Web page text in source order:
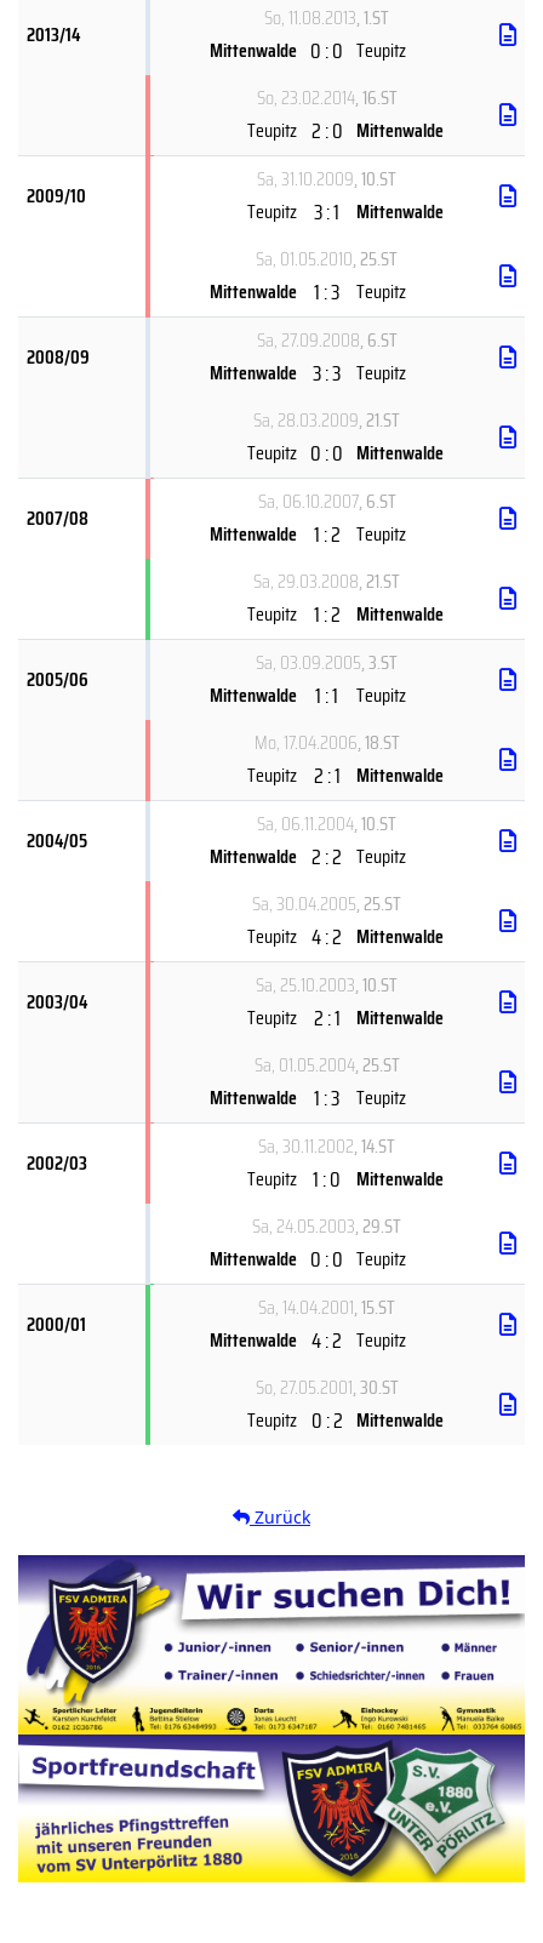
2013/14
So, 11.08.2013, 1.ST
Mittenwalde 0 : 0 Teupitz
So, 23.02.2014, 16.ST
Teupitz 2 : 0 Mittenwalde
2009/10
Sa, 31.10.2009, 10.ST
Teupitz 3 : 1
Mittenwalde
Sa, 01.05.2010, 25.ST
Mittenwalde 1 : 3 Teupitz
2008/09
Sa, 27.09.2008, 6.ST
Mittenwalde 3 : 3 Teupitz
Sa, 28.03.2009, 21.ST
Teupitz 0 : 0 Mittenwalde
2007/08
Sa, 06.10.2007, 6.ST
Mittenwalde 1 : 2 Teupitz
Sa, 29.03.2008, 21.ST
Teupitz 1 : 2 Mittenwalde
2005/06
Sa, 03.09.2005, 3.ST
Mittenwalde 1 : 1
Teupitz
Mo, 17.04.2006, 18.ST
Teupitz 2 : 1 Mittenwalde
2004/05
Sa, 06.11.2004, 10.ST
Mittenwalde 2 : 2 Teupitz
Sa, 30.04.2005, 25.ST
Teupitz 4 : 2 Mittenwalde
2003/04
Sa, 25.10.2003, 10.ST
Teupitz 2 : 1 Mittenwalde
Sa, 01.05.2004, 25.ST
Mittenwalde 1 : 3 Teupitz
2002/03
Sa, 30.11.2002, 14.ST
Teupitz 1 : 0 Mittenwalde
Sa, 24.05.2003, 29.ST
Mittenwalde 0 : 0 Teupitz
2000/01
Sa, 14.04.2001, 15.ST
Mittenwalde 4 : 2 Teupitz
So, 27.05.2001, 30.ST
Teupitz 0 : 2 Mittenwalde
Zurück